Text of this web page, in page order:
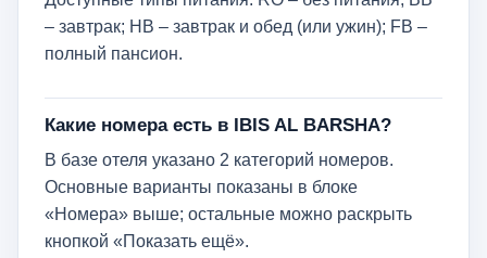
– завтрак; HB – завтрак и обед (или ужин); FB –
полный пансион.
Какие номера есть в IBIS AL BARSHA?
В базе отеля указано 2 категорий номеров.
Основные варианты показаны в блоке
«Номера» выше; остальные можно раскрыть
кнопкой «Показать ещё».